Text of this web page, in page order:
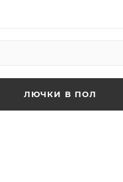
ЛЮЧКИ В ПОЛ